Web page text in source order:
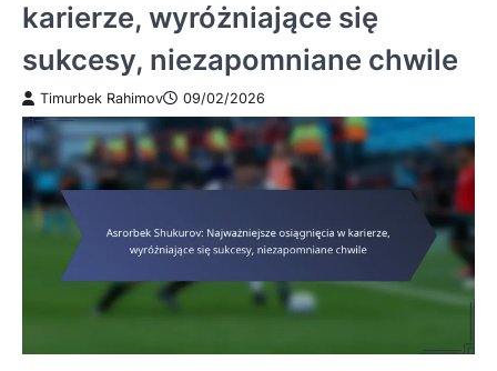
karierze, wyróżniające się
sukcesy, niezapomniane chwile
Timurbek Rahimov 09/02/2026